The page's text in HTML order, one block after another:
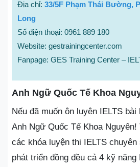
Địa chỉ: 33/5F Phạm Thái Bường,
Long
Số điện thoại: 0961 889 180
Website: gestrainingcenter.com
Fanpage: GES Training Center –
Anh Ngữ Quốc Tế Khoa
Nếu đã muốn ôn luyện IELTS
Anh Ngữ Quốc Tế Khoa
các khóa luyện thi IELTS
phát triển đồng đều cả 4 kỹ